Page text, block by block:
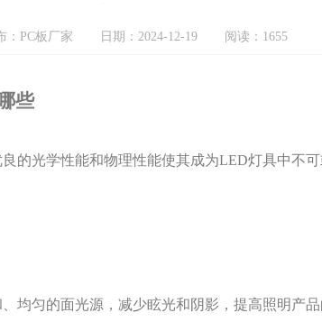
：PC板厂家 日期：2024-12-19 阅读：1655
些
的光学性能和物理性能使其成为LED灯具中不
均匀的面光源，减少眩光和阴影，提高照明产品